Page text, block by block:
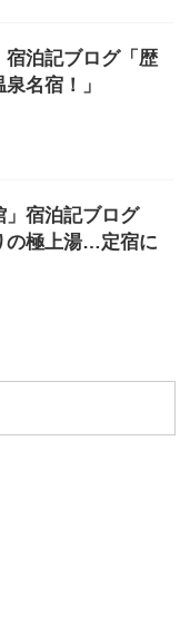
泊記ブログ「歴
名宿！」
」宿泊記ブログ
の極上湯…定宿に